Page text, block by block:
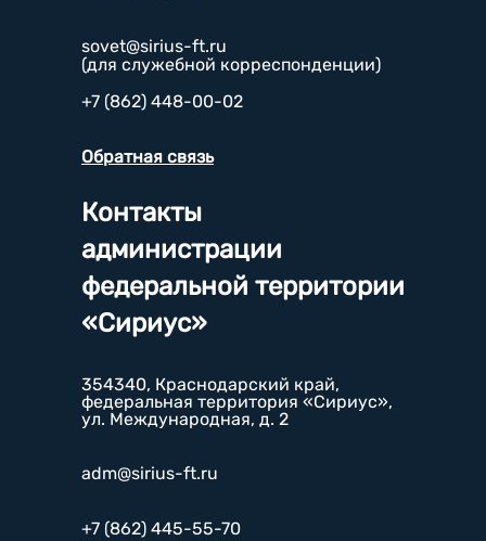
sovet@sirius-ft.ru
(для служебной корреспонденции)
+7 (862) 448-00-02
Обратная связь
Контакты
администрации
федеральной территории
«Сириус»
354340, Краснодарский край,
федеральная территория «Сириус»,
ул. Международная, д. 2
adm@sirius-ft.ru
+7 (862) 445-55-70